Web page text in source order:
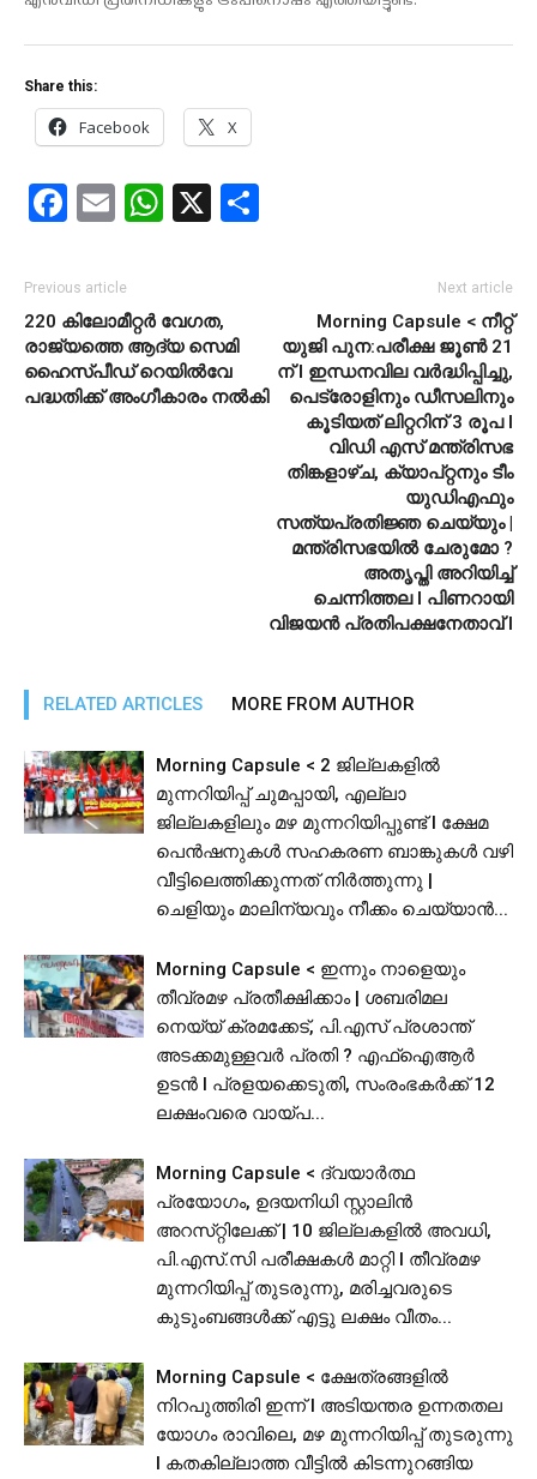
Share this:
Facebook X
Facebook
EmailWhatsApp
X
Previous article
220 കിലോമീറ്റര്‍ വേഗത,
രാജ്യത്തെ ആദ്യ സെമി
ഹൈസ്പീഡ് റെയില്‍വേ
പദ്ധതിക്ക് അംഗീകാരം നല്‍കി
Next article
Morning Capsule < നീറ്റ്
യുജി പുന:പരീക്ഷ ജൂൺ 21
ന് l ഇന്ധനവില വർദ്ധിപ്പിച്ചു,
പെട്രോളിനും ഡീസലിനും
കൂടിയത് ലിറ്ററിന് 3 രൂപ l
വിഡി എസ് മന്ത്രിസഭ
തിങ്കളാഴ്ച, ക്യാപ്റ്റനും ടീം
യുഡിഎഫും
സത്യപ്രതിജ്ഞ ചെയ്യും |
മന്ത്രിസഭയിൽ ചേരുമോ ?
അതൃപ്തി അറിയിച്ച്
ചെന്നിത്തല l പിണറായി
വിജയൻ പ്രതിപക്ഷനേതാവ് l
RELATED ARTICLES MORE FROM AUTHOR
Morning Capsule < 2 ജില്ലകളിൽ
മുന്നറിയിപ്പ് ചുമപ്പായി, എല്ലാ
ജില്ലകളിലും മഴ മുന്നറിയിപ്പുണ്ട് I ക്ഷേമ
പെൻഷനുകൾ സഹകരണ ബാങ്കുകൾ വഴി
വീട്ടിലെത്തിക്കുന്നത് നിർത്തുന്നു |
ചെളിയും മാലിന്യവും നീക്കം ചെയ്യാൻ...
Morning Capsule < ഇന്നും നാളെയും
തീവ്രമഴ പ്രതീക്ഷിക്കാം | ശബരിമല
നെയ്യ് ക്രമക്കേട്, പി.എസ് പ്രശാന്ത്
അടക്കമുള്ളവർ പ്രതി ? എഫ്ഐആർ
ഉടൻ I പ്രളയക്കെടുതി, സംരംഭകർക്ക് 12
ലക്ഷംവരെ വായ്പ...
Morning Capsule < ദ്വയാർത്ഥ
പ്രയോഗം, ഉദയനിധി സ്റ്റാലിൻ
അറസ്‌റ്റിലേക്ക് | 10 ജില്ലകളിൽ അവധി,
പി.​​​എ​​​സ്.​​​സി​​​ ​​​പ​​​രീ​​​ക്ഷ​​​ക​​​ൾ​​​ ​​​മാ​​​റ്റി I തീവ്രമഴ
മുന്നറിയിപ്പ് തുടരുന്നു, മരിച്ചവരുടെ
കുടുംബങ്ങൾക്ക് എട്ടു ലക്ഷം വീതം...
Morning Capsule < ക്ഷേത്രങ്ങളിൽ
നിറപുത്തിരി ഇന്ന് l അടിയന്തര ഉന്നതതല
യോഗം രാവിലെ, മഴ മുന്നറിയിപ്പ് തുടരുന്നു
I കതകില്ലാത്ത വീട്ടില്‍ കിടന്നുറങ്ങിയ